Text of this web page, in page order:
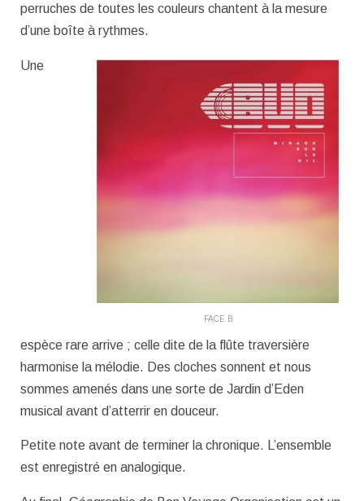
perruches de toutes les couleurs chantent à la mesure
d’une boîte à rythmes.
FACE B
Une
espèce rare arrive ; celle dite de la flûte traversière
harmonise la mélodie. Des cloches sonnent et nous
sommes amenés dans une sorte de Jardin d’Eden
musical avant d’atterrir en douceur.
Petite note avant de terminer la chronique. L’ensemble
est enregistré en analogique.